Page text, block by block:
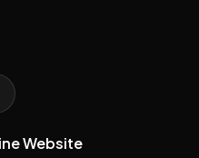
Website